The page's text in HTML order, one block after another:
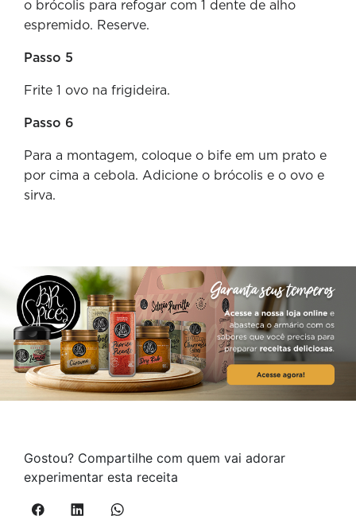
o brócolis para refogar com 1 dente de alho
espremido. Reserve.
Passo 5
Frite 1 ovo na frigideira.
Passo 6
Para a montagem, coloque o bife em um prato e
por cima a cebola. Adicione o brócolis e o ovo e
sirva.
Gostou? Compartilhe com quem vai adorar
experimentar esta receita